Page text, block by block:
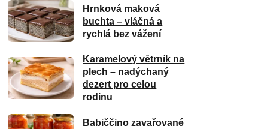
Hrnková maková
buchta – vláčná a
rychlá bez vážení
Karamelový větrník na
plech – nadýchaný
dezert pro celou
rodinu
Babiččino zavařované